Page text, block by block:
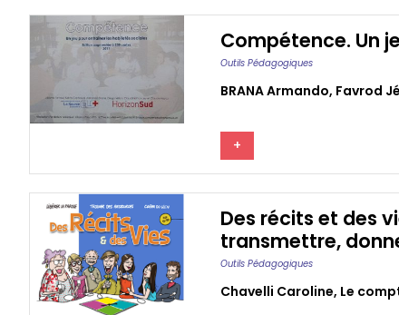
Compétence. Un
Outils Pédagogiques
BRANA Armando, Favrod
+
Des récits et des
transmettre,
Outils Pédagogiques
Chavelli Caroline, Le